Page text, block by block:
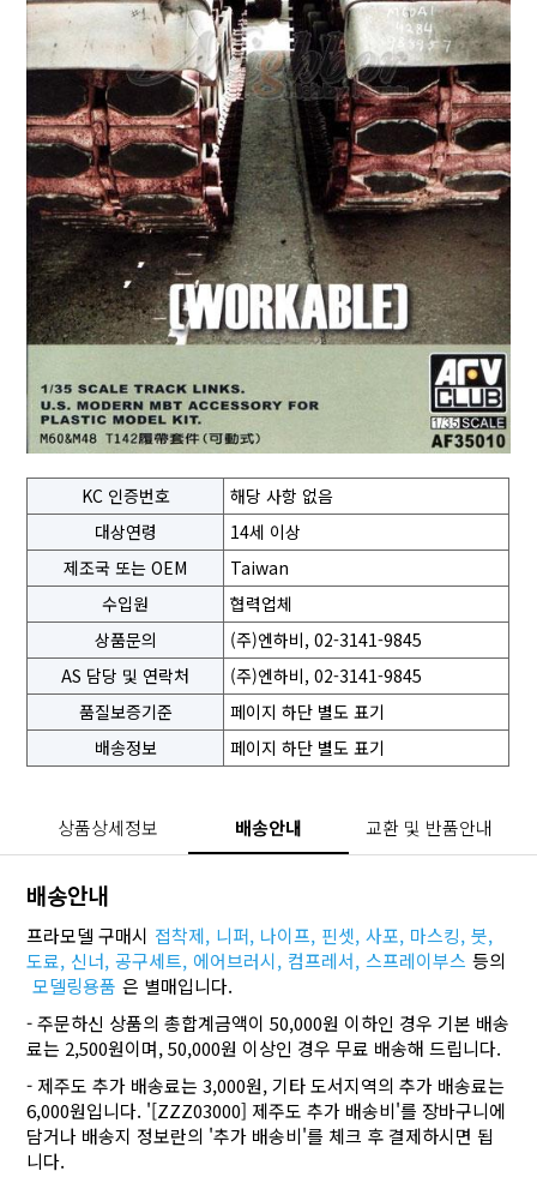
KC 인증번호
해당 사항 없음
대상연령
14세 이상
제조국 또는 OEM
Taiwan
수입원
협력업체
상품문의
(주)엔하비, 02-3141-9845
AS 담당 및 연락처
(주)엔하비, 02-3141-9845
품질보증기준
페이지 하단 별도 표기
배송정보
페이지 하단 별도 표기
상품상세정보 배송안내 교환 및 반품안내
배송안내
프라모델 구매시 접착제, 니퍼, 나이프, 핀셋, 사포, 마스킹, 붓,
도료, 신너, 공구세트, 에어브러시, 컴프레서, 스프레이부스 등의
모델링용품 은 별매입니다.
- 주문하신 상품의 총합계금액이 50,000원 이하인 경우 기본 배송
료는 2,500원이며, 50,000원 이상인 경우 무료 배송해 드립니다.
- 제주도 추가 배송료는 3,000원, 기타 도서지역의 추가 배송료는
6,000원입니다. '[ZZZ03000] 제주도 추가 배송비'를 장바구니에
담거나 배송지 정보란의 '추가 배송비'를 체크 후 결제하시면 됩
니다.